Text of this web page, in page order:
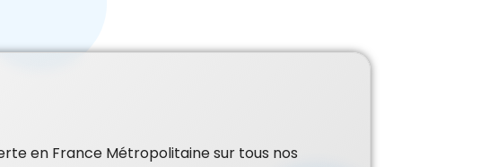
en France Métropolitaine sur tous nos